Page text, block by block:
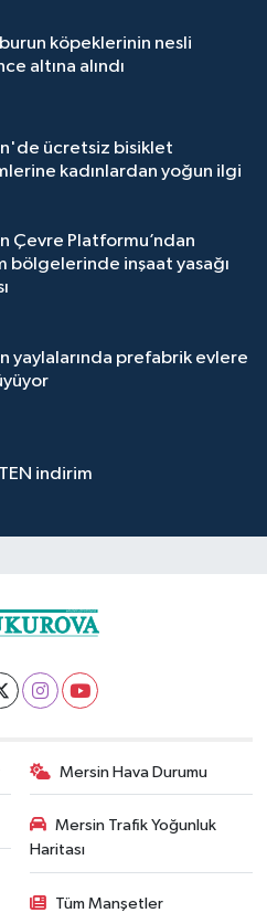
köpeklerinin nesli
altına alındı
ücretsiz bisiklet
kadınlardan yoğun ilgi
Çevre Platformu’ndan
bölgelerinde inşaat yasağı
yaylalarında prefabrik evlere
indirim
Mersin Hava Durumu
Mersin Trafik Yoğunluk
Haritası
Tüm Manşetler